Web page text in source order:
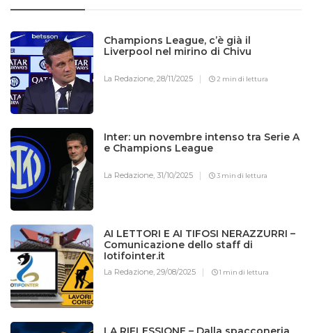
Champions League, c’è già il
Liverpool nel mirino di Chivu
La Redazione,28/11/2025 2 min di lettura
Inter: un novembre intenso tra Serie A
e Champions League
La Redazione,31/10/2025 3 min di lettura
AI LETTORI E AI TIFOSI NERAZZURRI –
Comunicazione dello staff di
Iotifointer.it
La Redazione,29/08/2025 1 min di lettura